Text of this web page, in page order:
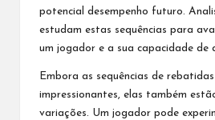
potencial desempenho futuro.
estudam estas sequências para
um jogador e a sua capacidade de
Embora as sequências de
impressionantes, elas também
variações. Um jogador pode